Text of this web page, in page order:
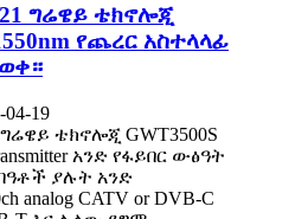
ግሬዌይ ቴክኖሎጂ
የጨረር አስተላላፊ
19
ቴክኖሎጂ GWT3500S
አንድ የፋይበር ውፅዓት
ያሉት አንድ
analog CATV or DVB-C